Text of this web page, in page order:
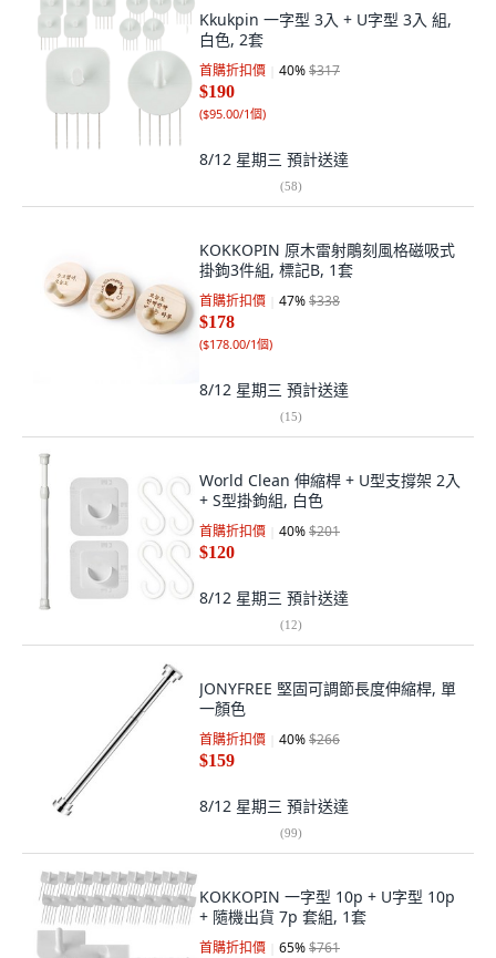
Kkukpin 一字型 3入 + U字型 3入 組,
白色, 2套
首購折扣價 40%$317
$190
($95.00/1個)
8/12 星期三 預計送達
(58)
KOKKOPIN 原木雷射鵰刻風格磁吸式
掛鉤3件組, 標記B, 1套
首購折扣價 47%$338
$178
($178.00/1個)
8/12 星期三 預計送達
(15)
World Clean 伸縮桿 + U型支撐架 2入
+ S型掛鉤組, 白色
首購折扣價 40%$201
$120
8/12 星期三 預計送達
(12)
JONYFREE 堅固可調節長度伸縮桿, 單
一顏色
首購折扣價 40%$266
$159
8/12 星期三 預計送達
(99)
KOKKOPIN 一字型 10p + U字型 10p
+ 隨機出貨 7p 套組, 1套
首購折扣價 65%$761